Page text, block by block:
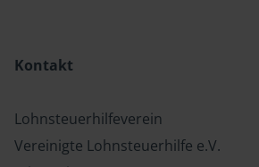
Kontakt
Lohnsteuerhilfeverein
Vereinigte Lohnsteuerhilfe e.V.